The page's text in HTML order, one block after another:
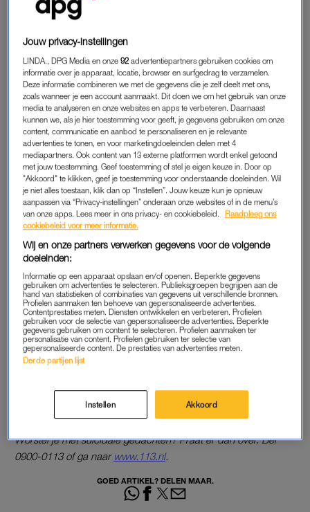
zelfdodingen op het spoor. Vanaf zondag past het
spoorwegbedrijf alle berichtgeving aan bij een
aanrijding van een trein met een persoon.
Het gaat om de informatie die wordt omgeroepen op stations
en de tekst op de website en de app Reisplanner.
MOEITE
Nu wordt een zelfdoding op het spoor nog aangeduid met
‘aanrijding met een persoon’, maar dat verandert in
‘aanrijding’. De NS krijgt geregeld reacties van mensen die
moeite hebben met de tekst ‘aanrijding met een persoon’.
Zorgverleners, professionals op het gebied van
suïcidepreventie en betrokkenen roepen daarnaast al langer
op om die aanduiding te veranderen. Uit onderzoek van het
Trimbos Instituut blijkt ook dat de huidige tekst verdrietige
herinneringen kan oproepen bij reizigers. Het instituut heeft het
spoorwegbedrijf aangeraden de tekst aan te passen. De NS
gaat monitoren hoe mensen reageren op de nieuwe tekst
‘aanrijding’.
Scooterrijder overleeft aanrijding met een trein, tuincamera
filmt het ongeluk
Worstel je met suïcidale gedachten? Praat er dan over. Bel
0900-0113 of ga naar www.113.nl.
GOED ARTIKEL? DELEN MAAR.
Jouw privacy-instellingen
LINDA., DPG Media en onze92 advertentiepartners gebruiken cookies om
informatie over je apparaat, locatie, browser en surfgedrag te verzamelen.
Deze informatie combineren we met de gegevens die je zelf deelt met ons,
zoals wanneer je een account aanmaakt. Dit doen we om het gebruik van onze
media te analyseren en onze websites en apps te verbeteren. Daarnaast
kunnen we, als je hier toestemming voor geeft, je gegevens gebruiken om onze
content, communicatie en aanbod te personaliseren en je relevante
advertenties te tonen, en voor marketingdoeleinden delen met 4
mediapartners. Ook content van 13 externe platformen wordt enkel getoond
met jouw toestemming. Geef toestemming of stel je eigen keuze in. Door op
"Akkoord" te klikken, geef je toestemming voor onderstaande doeleinden. Wil
je niet alles toestaan, klik dan op “Instellen”. Jouw keuze kun je opnieuw
aanpassen via “Privacy-instellingen” onderaan onze websites of in de menu’s
van onze apps. Lees meer in ons privacy- en cookiebeleid.
Raadpleeg ons
cookiebeleid voor meer informatie.
Wij en onze partners verwerken gegevens voor de volgende
doeleinden:
Informatie op een apparaat opslaan en/of openen. Beperkte gegevens
gebruiken om advertenties te selecteren. Publieksgroepen begrijpen aan de
hand van statistieken of combinaties van gegevens uit verschillende bronnen.
Profielen aanmaken ten behoeve van gepersonaliseerde advertenties.
Contentprestaties meten. Diensten ontwikkelen en verbeteren. Profielen
gebruiken voor de selectie van gepersonaliseerde advertenties. Beperkte
gegevens gebruiken om content te selecteren. Profielen aanmaken ter
personalisatie van content. Profielen gebruiken ter selectie van
gepersonaliseerde content. De prestaties van advertenties meten.
Derde partijen lijst
Instellen Akkoord